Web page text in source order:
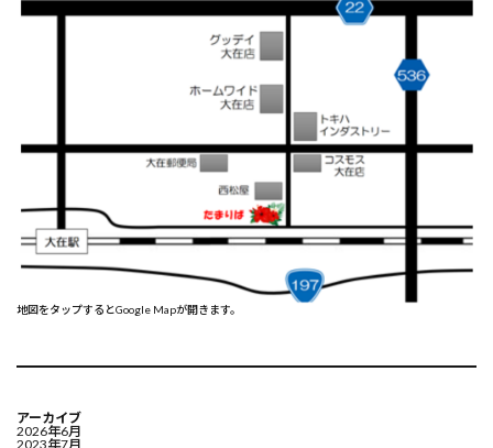
地図をタップするとGoogle Mapが開きます。
アーカイブ
2026年6月
2023年7月